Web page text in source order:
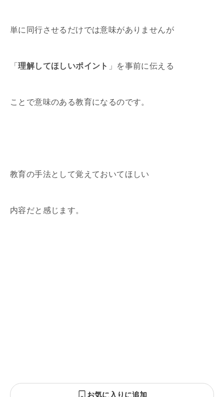
単に同行させるだけでは意味がありませんが
「理解してほしいポイント 」を事前に伝える
ことで意味のある教育になるのです。
教育の手法として覚えておいてほしい
内容だと感じます。
お気に入りに追加